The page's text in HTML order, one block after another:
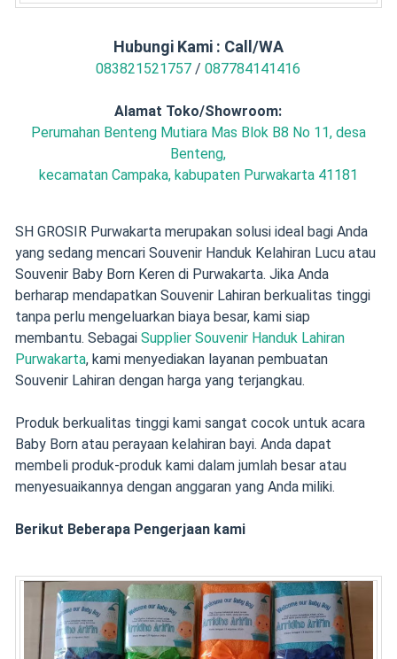
Hubungi Kami : Call/WA
083821521757 /087784141416
Alamat Toko/Showroom:
Perumahan Benteng Mutiara Mas Blok B8 No 11, desa
Benteng,
kecamatan Campaka, kabupaten Purwakarta 41181
SH GROSIR Purwakarta merupakan solusi ideal bagi Anda
yang sedang mencari Souvenir Handuk Kelahiran Lucu atau
Souvenir Baby Born Keren di Purwakarta. Jika Anda
berharap mendapatkan Souvenir Lahiran berkualitas tinggi
tanpa perlu mengeluarkan biaya besar, kami siap
membantu. Sebagai Supplier Souvenir Handuk Lahiran
Purwakarta, kami menyediakan layanan pembuatan
Souvenir Lahiran dengan harga yang terjangkau.
Produk berkualitas tinggi kami sangat cocok untuk acara
Baby Born atau perayaan kelahiran bayi. Anda dapat
membeli produk-produk kami dalam jumlah besar atau
menyesuaikannya dengan anggaran yang Anda miliki.
Berikut Beberapa Pengerjaan kami